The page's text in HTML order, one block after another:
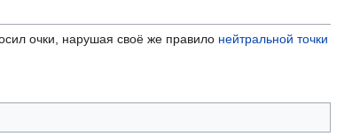
очки, нарушая своё же правило нейтральной точки